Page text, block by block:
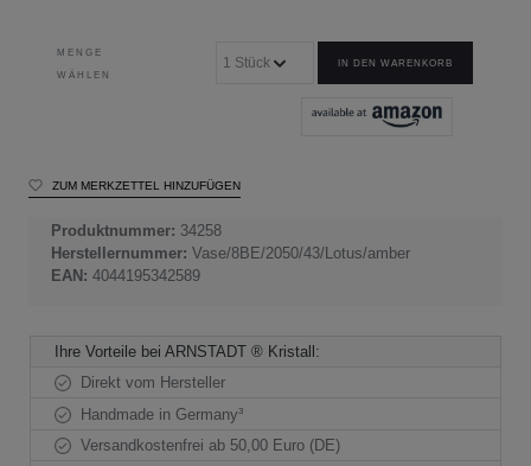
MENGE
WÄHLEN
IN DEN WARENKORB
ZUM MERKZETTEL HINZUFÜGEN
Produktnummer: 34258
Herstellernummer:Vase/8BE/2050/43/Lotus/amber
EAN:4044195342589
Ihre Vorteile bei ARNSTADT ® Kristall:
Direkt vom Hersteller
Handmade in Germany³
Versandkostenfrei ab 50,00 Euro (DE)